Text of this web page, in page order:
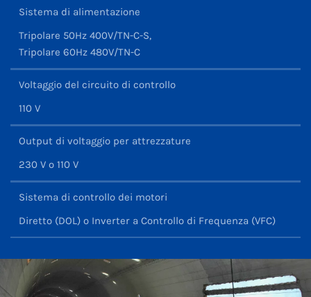
Sistema di alimentazione
Tripolare 50Hz 400V/TN-C-S,
Tripolare 60Hz 480V/TN-C
Voltaggio del circuito di controllo
110 V
Output di voltaggio per attrezzature
230 V o 110 V
Sistema di controllo dei motori
Diretto (DOL) o Inverter a Controllo di Frequenza (VFC)